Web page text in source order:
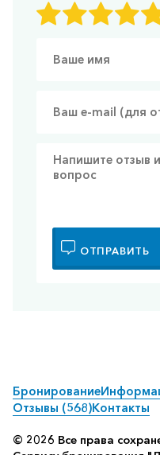
ОТПРАВИТЬ
Бронирование
Отзывы (568)Контакты
© 2026 Все права